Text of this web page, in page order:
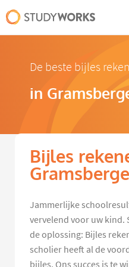
De beste bijles
in
Bijles
Jammerlijke
vervelend voor uw kind.
de oplossing: Bijles
scholier heeft al de
bijles. Ons succes is te